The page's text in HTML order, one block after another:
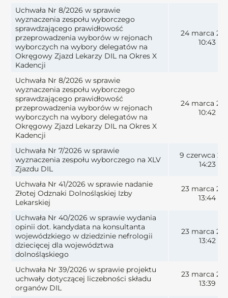
Uchwała Nr 8/2026 w sprawie
wyznaczenia zespołu wyborczego
sprawdzającego prawidłowość
przeprowadzenia wyborów w rejonach
wyborczych na wybory delegatów na
Okręgowy Zjazd Lekarzy DIL na Okres X
Kadencji
24 marca
10:43
Uchwała Nr 8/2026 w sprawie
wyznaczenia zespołu wyborczego
sprawdzającego prawidłowość
przeprowadzenia wyborów w rejonach
wyborczych na wybory delegatów na
Okręgowy Zjazd Lekarzy DIL na Okres X
Kadencji
24 marca
10:42
Uchwała Nr 7/2026 w sprawie
wyznaczenia zespołu wyborczego na XLV
Zjazdu DIL
9 czerwca
14:23
Uchwała Nr 41/2026 w sprawie nadanie
Złotej Odznaki Dolnośląskiej Izby
Lekarskiej
23 marca
13:44
Uchwała Nr 40/2026 w sprawie wydania
opinii dot. kandydata na konsultanta
wojewódzkiego w dziedzinie nefrologii
dziecięcej dla województwa
dolnośląskiego
23 marca
13:42
Uchwała Nr 39/2026 w sprawie projektu
uchwały dotyczącej liczebności składu
organów DIL
23 marca
13:39